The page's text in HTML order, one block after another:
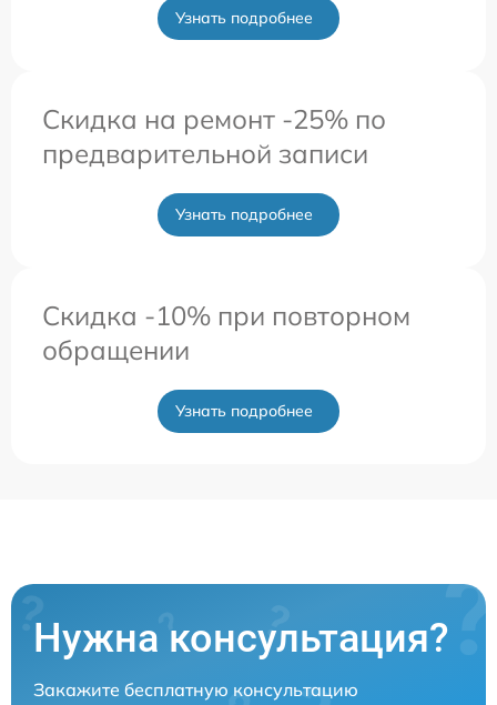
Узнать подробнее
Скидка на ремонт -25% по
предварительной записи
Узнать подробнее
Скидка -10% при повторном
обращении
Узнать подробнее
Нужна консультация?
Закажите бесплатную консультацию